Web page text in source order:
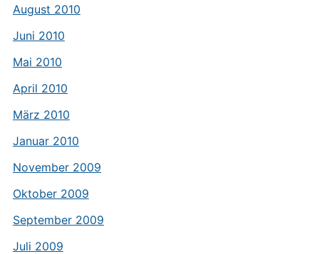
August 2010
Juni 2010
Mai 2010
April 2010
März 2010
Januar 2010
November 2009
Oktober 2009
September 2009
Juli 2009